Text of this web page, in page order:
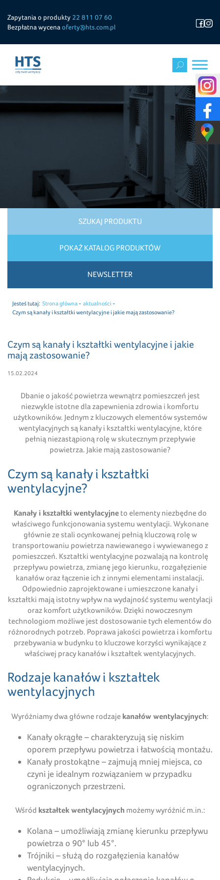
Zapytania o produkty 22 811 07 60
Bezpłatna wycena oferty@hts.com.pl
SZUKAJ PRODUKTU
POKAŻ KATALOG PRODUKTÓW
NEWSLETTER
Jesteś tutaj: Strona główna
aktualności
Czym są kanały i kształtki wentylacyjne i jakie mają zastosowanie?
Czym są kanały i kształtki wentylacyjne i jakie
mają zastosowanie?
15.02.2024
Dbanie o jakość powietrza wewnątrz pomieszczeń jest
niezwykle istotne dla zapewnienia zdrowia i komfortu
użytkowników. Jednym z kluczowych elementów systemów
wentylacyjnych są kanały i kształtki wentylacyjne, które
pełnią niezastąpioną rolę w skutecznym przepływie
powietrza. Jakie mają zastosowanie?
Czym są kanały i kształtki
wentylacyjne?
Kanały i kształtki wentylacyjneto elementy niezbędne do
właściwego funkcjonowania systemu wentylacji. Wykonane
głównie ze stali ocynkowanej pełnią kluczową rolę w
transportowaniu powietrza nawiewanego i wywiewanego z
pomieszczeń. Kształtki wentylacyjne pozwalają na kontrolę
przepływu powietrza, zmianę jego kierunku, rozgałęzienie
kanałów oraz łączenie ich z innymi elementami instalacji.
Odpowiednio zaprojektowane i umieszczone kanały i
kształtki mają istotny wpływ na wydajność systemu wentylacji
oraz komfort użytkowników. Dzięki nowoczesnym
technologiom możliwe jest dostosowanie tych elementów do
różnorodnych potrzeb. Poprawa jakości powietrza i komfortu
przebywania w budynku to kluczowe korzyści wynikające z
właściwej pracy kanałów i kształtek wentylacyjnych.
Rodzaje kanałów i kształtek
wentylacyjnych
Wyróżniamy dwa główne rodzaje kanałów wentylacyjnych:
Kanały okrągłe – charakteryzują się niskim
oporem przepływu powietrza i łatwością montażu.
Kanały prostokątne – zajmują mniej miejsca, co
czyni je idealnym rozwiązaniem w przypadku
ograniczonych przestrzeni.
Wśród kształtek wentylacyjnych możemy wyróżnić m.in.:
Kolana – umożliwiają zmianę kierunku przepływu
powietrza o 90° lub 45°.
Trójniki – służą do rozgałęzienia kanałów
wentylacyjnych.